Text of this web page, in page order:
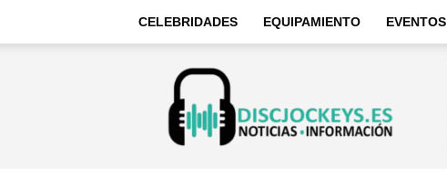
CELEBRIDADES EQUIPAMIENTO EVENTOS
Discjockeys
Noticias
e
información